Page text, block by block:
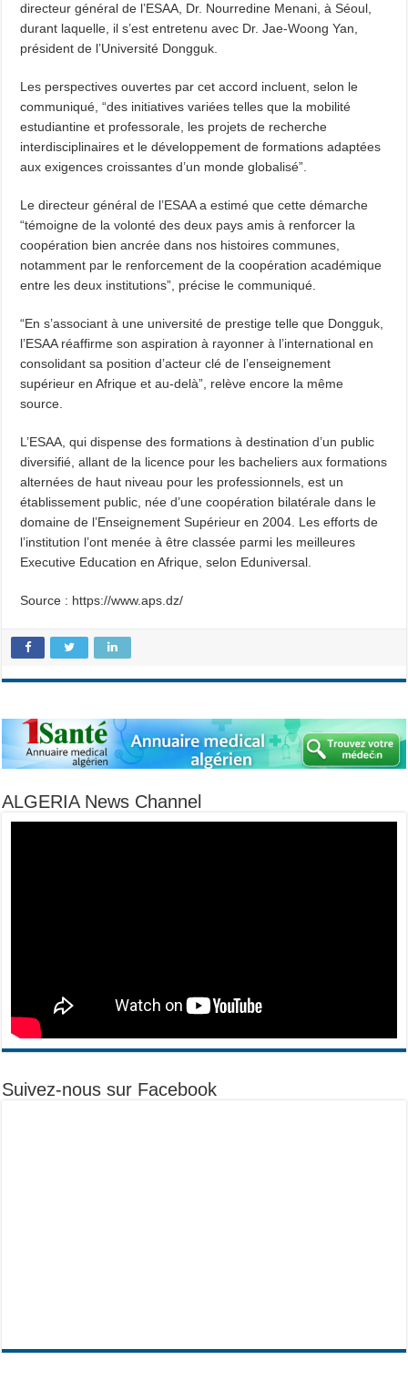
directeur général de l’ESAA, Dr. Nourredine Menani, à Séoul,
durant laquelle, il s’est entretenu avec Dr. Jae-Woong Yan,
président de l’Université Dongguk.
Les perspectives ouvertes par cet accord incluent, selon le
communiqué, “des initiatives variées telles que la mobilité
estudiantine et professorale, les projets de recherche
interdisciplinaires et le développement de formations adaptées
aux exigences croissantes d’un monde globalisé”.
Le directeur général de l’ESAA a estimé que cette démarche
“témoigne de la volonté des deux pays amis à renforcer la
coopération bien ancrée dans nos histoires communes,
notamment par le renforcement de la coopération académique
entre les deux institutions”, précise le communiqué.
“En s’associant à une université de prestige telle que Dongguk,
l’ESAA réaffirme son aspiration à rayonner à l’international en
consolidant sa position d’acteur clé de l’enseignement
supérieur en Afrique et au-delà”, relève encore la même
source.
L’ESAA, qui dispense des formations à destination d’un public
diversifié, allant de la licence pour les bacheliers aux formations
alternées de haut niveau pour les professionnels, est un
établissement public, née d’une coopération bilatérale dans le
domaine de l’Enseignement Supérieur en 2004. Les efforts de
l’institution l’ont menée à être classée parmi les meilleures
Executive Education en Afrique, selon Eduniversal.
Source : https://www.aps.dz/
ALGERIA News Channel
Suivez-nous sur Facebook